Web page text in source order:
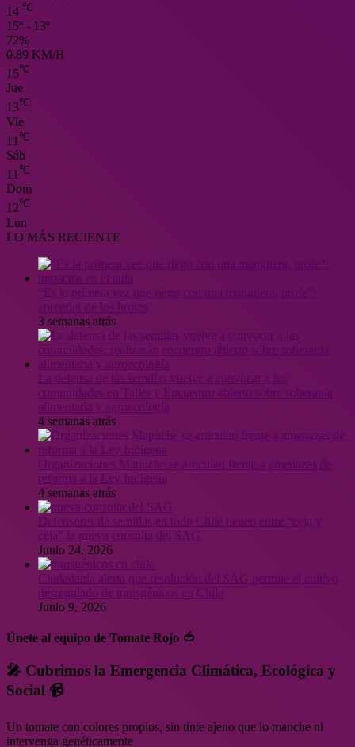
14 ℃
15º - 13º
72%
0.89 KM/H
15℃
Jue
13℃
Vie
11 ℃
Sáb
11 ℃
Dom
12℃
Lun
LO MÁS RECIENTE
3 semanas atrás
4 semanas atrás
Organizaciones Mapuche se articulan frente a amenazas de
4 semanas atrás
Junio 24, 2026
Ciudadanía alerta que resolución del SAG permite el cultivo
desregulado de transgénicos en Chile
Junio 9, 2026
Únete al equipo de Tomate Rojo 🍅
🎤 Cubrimos la Emergencia Climática, Ecológica y
Social 📹
Un tomate con colores propios, sin tinte ajeno que lo manche ni
intervenga genéticamente